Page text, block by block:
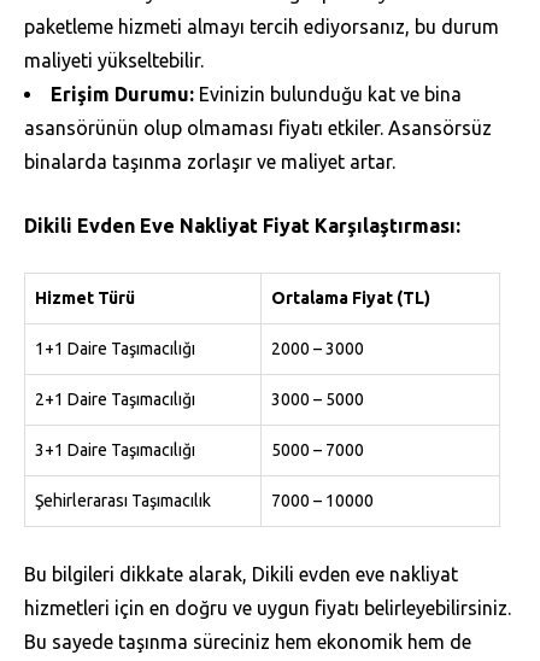
paketleme hizmeti almayı tercih ediyorsanız, bu durum
maliyeti yükseltebilir.
Erişim Durumu: Evinizin bulunduğu kat ve bina
asansörünün olup olmaması fiyatı etkiler. Asansörsüz
binalarda taşınma zorlaşır ve maliyet artar.
Dikili Evden Eve Nakliyat Fiyat Karşılaştırması:
Hizmet Türü Ortalama Fiyat (TL)
1+1 Daire Taşımacılığı 2000 – 3000
2+1 Daire Taşımacılığı 3000 – 5000
3+1 Daire Taşımacılığı 5000 – 7000
Şehirlerarası Taşımacılık 7000 – 10000
Bu bilgileri dikkate alarak, Dikili evden eve nakliyat
hizmetleri için en doğru ve uygun fiyatı belirleyebilirsiniz.
Bu sayede taşınma süreciniz hem ekonomik hem de